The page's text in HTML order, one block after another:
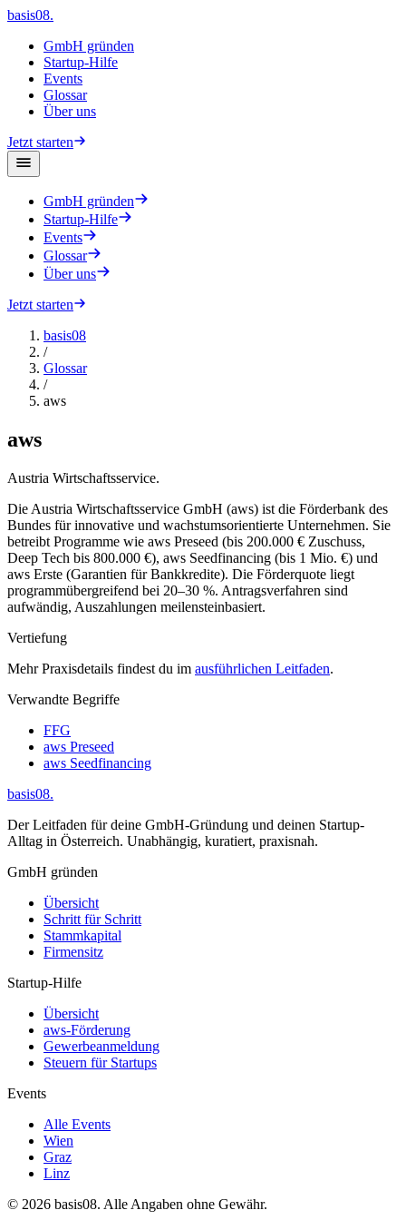
basis08.
GmbH gründen
Startup-Hilfe
Events
Glossar
Über uns
Jetzt starten
GmbH gründen
Startup-Hilfe
Events
Glossar
Über uns
Jetzt starten
basis08
/
Glossar
/
aws
aws
Austria Wirtschaftsservice.
Die Austria Wirtschaftsservice GmbH (aws) ist die Förderbank des
Bundes für innovative und wachstumsorientierte Unternehmen. Sie
betreibt Programme wie aws Preseed (bis 200.000 € Zuschuss,
Deep Tech bis 800.000 €), aws Seedfinancing (bis 1 Mio. €) und
aws Erste (Garantien für Bankkredite). Die Förderquote liegt
programmübergreifend bei 20–30 %. Antragsverfahren sind
aufwändig, Auszahlungen meilensteinbasiert.
Vertiefung
Mehr Praxisdetails findest du im ausführlichen Leitfaden.
Verwandte Begriffe
FFG
aws Preseed
aws Seedfinancing
basis08.
Der Leitfaden für deine GmbH-Gründung und deinen Startup-
Alltag in Österreich. Unabhängig, kuratiert, praxisnah.
GmbH gründen
Übersicht
Schritt für Schritt
Stammkapital
Firmensitz
Startup-Hilfe
Übersicht
aws-Förderung
Gewerbeanmeldung
Steuern für Startups
Events
Alle Events
Wien
Graz
Linz
© 2026 basis08. Alle Angaben ohne Gewähr.